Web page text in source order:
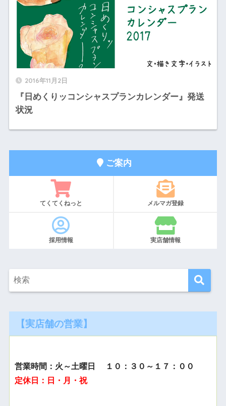
2016年11月2日
『日めくりッコンシャスプランカレンダー』発送
状況
ご案内
てくてくねっと メルマガ登録
採用情報 実店舗情報
【実店舗の営業】
営業時間：火～土曜日 １０：３０～１７：００
定休日：日・月・祝